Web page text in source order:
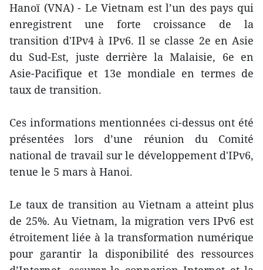
Hanoï (VNA) - Le Vietnam est l’un des pays qui
enregistrent une forte croissance de la
transition d'IPv4 à IPv6. Il se classe 2e en Asie
du Sud-Est, juste derrière la Malaisie, 6e en
Asie-Pacifique et 13e mondiale en termes de
taux de transition.
Ces informations mentionnées ci-dessus ont été
présentées lors d’une réunion du Comité
national de travail sur le développement d'IPv6,
tenue le 5 mars à Hanoi.
Le taux de transition au Vietnam a atteint plus
de 25%. Au Vietnam, la migration vers IPv6 est
étroitement liée à la transformation numérique
pour garantir la disponibilité des ressources